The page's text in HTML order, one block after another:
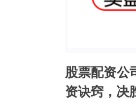
股票配资公
资诀窍，决